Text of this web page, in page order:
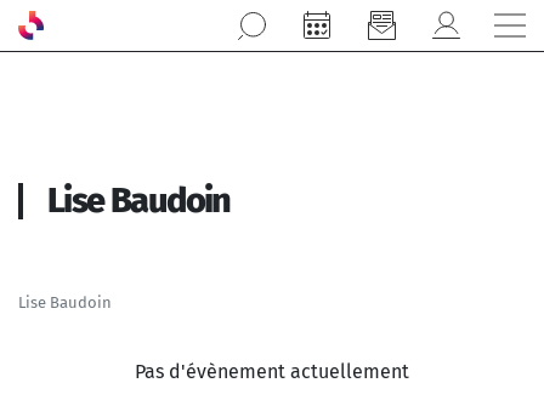
Aller au contenu principal
Lise Baudoin
Lise Baudoin
Pas d'évènement actuellement